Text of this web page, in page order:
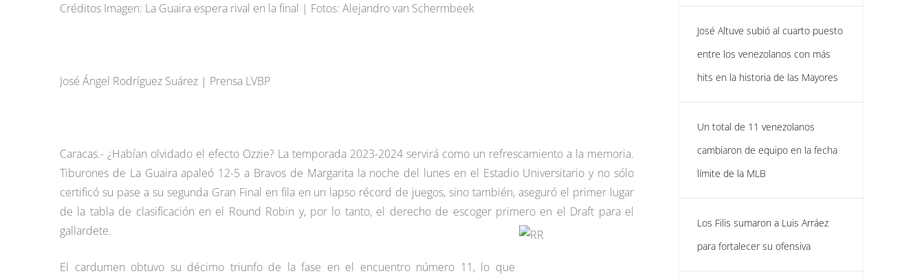
Créditos Imagen: La Guaira espera rival en la final | Fotos: Alejandro van Schermbeek
José Ángel Rodríguez Suárez | Prensa LVBP
Caracas.- ¿Habían olvidado el efecto Ozzie? La temporada 2023-2024 servirá como un refrescamiento a la memoria.
Tiburones de La Guaira apaleó 12-5 a Bravos de Margarita la noche del lunes en el Estadio Universitario y no sólo
certificó su pase a su segunda Gran Final en fila en un lapso récord de juegos, sino también, aseguró el primer lugar
de la tabla de clasificación en el Round Robin y, por lo tanto, el derecho de escoger primero en el Draft para el
gallardete.
El cardumen obtuvo su décimo triunfo de la fase en el encuentro número 11, lo que
José Altuve subió al cuarto puesto
entre los venezolanos con más
hits en la historia de las Mayores
Un total de 11 venezolanos
cambiaron de equipo en la fecha
límite de la MLB
Los Filis sumaron a Luis Arráez
para fortalecer su ofensiva